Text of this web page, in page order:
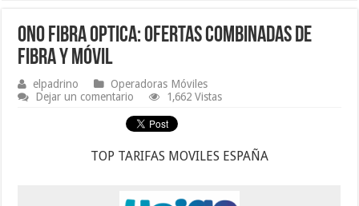
Ono Fibra optica: ofertas combinadas de
fibra y móvil
elpadrino
Operadoras Móviles
Dejar un comentario
1,662 Vistas
TOP TARIFAS MOVILES ESPAÑA